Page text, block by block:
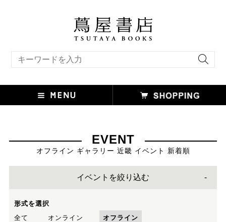
EVENT
オフライン ギャラリー 近畿 イベント 新着順
イベントを絞り込む
形式を選択
全て
オンライン オフライン